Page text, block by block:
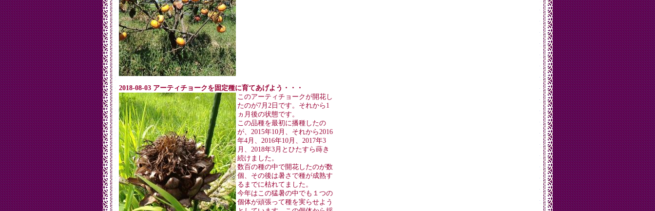
2018-08-03 アーティチョークを固定種に育てあげよう・・・
このアーティチョークが開花し
たのが7月2日です。それから1
ヵ月後の状態です。
この品種を最初に播種したの
が、2015年10月、それから2016
年4月、2016年10月、2017年3
月、2018年3月とひたすら蒔き
続けました。
数百の種の中で開花したのが数
個、その後は暑さで種が成熟す
るまでに枯れてました。
今年はこの猛暑の中でも１つの
個体が頑張って種を実らせよう